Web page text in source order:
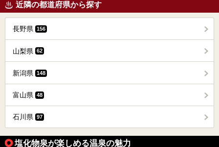
近隣の都道府県から探す
長野県 156
山梨県 62
新潟県 148
富山県 48
石川県 97
塩化物泉が楽しめる温泉の魅力